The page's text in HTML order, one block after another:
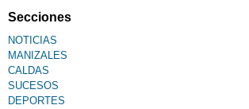
Secciones
NOTICIAS
MANIZALES
CALDAS
SUCESOS
DEPORTES